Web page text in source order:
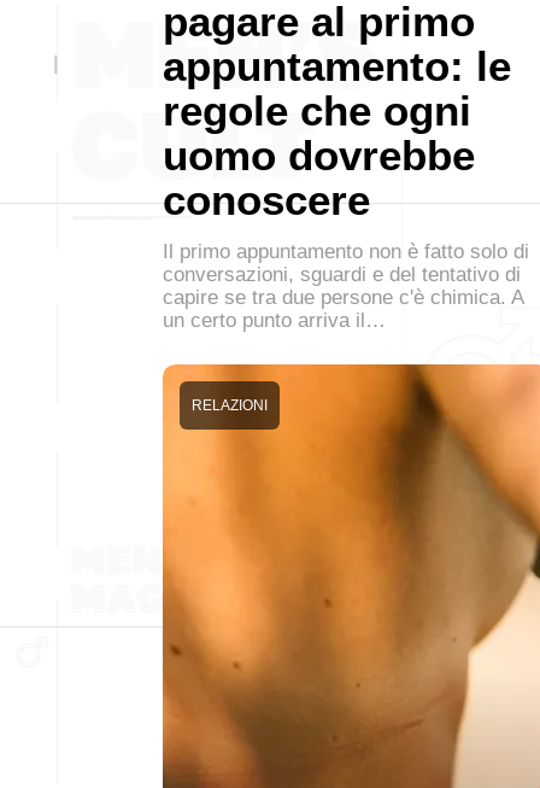
pagare al primo
appuntamento: le
regole che ogni
uomo dovrebbe
conoscere
Il primo appuntamento non è fatto solo di
conversazioni, sguardi e del tentativo di
capire se tra due persone c'è chimica. A
un certo punto arriva il…
RELAZIONI